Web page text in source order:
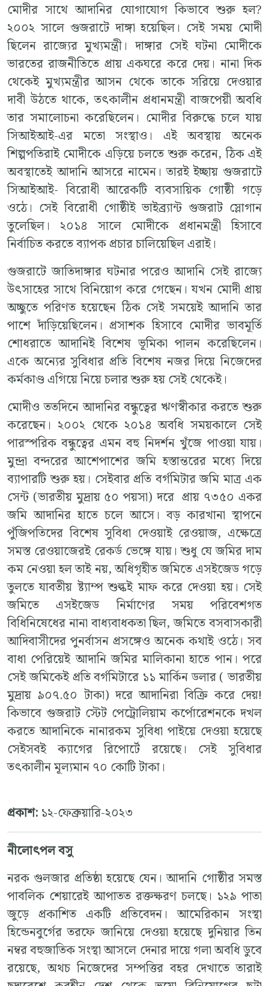
মোদীর সাথে আদানির যোগাযোগ কিভাবে শুরু হল?
২০০২ সালে গুজরাটে দাঙ্গা হয়েছিল। সেই সময় মোদী
ছিলেন রাজ্যের মুখ্যমন্ত্রী। দাঙ্গার সেই ঘটনা মোদীকে
ভারতের রাজনীতিতে প্রায় একঘরে করে দেয়। নানা দিক
থেকেই মুখ্যমন্ত্রীর আসন থেকে তাকে সরিয়ে দেওয়ার
দাবী উঠতে থাকে, তৎকালীন প্রধানমন্ত্রী বাজপেয়ী অবধি
তার সমালোচনা করেছিলেন। মোদীর বিরুদ্ধে চলে যায়
সিআইআই-এর মতো সংস্থাও। এই অবস্থায় অনেক
শিল্পপতিরাই মোদীকে এড়িয়ে চলতে শুরু করেন, ঠিক এই
অবস্থাতেই আদানি আসরে নামেন। তারই ইচ্ছায় গুজরাটে
সিআইআই- বিরোধী আরেকটি ব্যবসায়িক গোষ্ঠী গড়ে
ওঠে। সেই বিরোধী গোষ্ঠীই ভাইব্র্যান্ট গুজরাট স্লোগান
তুলেছিল। ২০১৪ সালে মোদীকে প্রধানমন্ত্রী হিসাবে
নির্বাচিত করতে ব্যাপক প্রচার চালিয়েছিল এরাই।
গুজরাটে জাতিদাঙ্গার ঘটনার পরেও আদানি সেই রাজ্যে
উৎসাহের সাথে বিনিয়োগ করে গেছেন। যখন মোদী প্রায়
অচ্ছুতে পরিণত হয়েছেন ঠিক সেই সময়েই আদানি তার
পাশে দাঁড়িয়েছিলেন। প্রসাশক হিসাবে মোদীর ভাবমূর্তি
শোধরাতে আদানিই বিশেষ ভূমিকা পালন করেছিলেন।
একে অন্যের সুবিধার প্রতি বিশেষ নজর দিয়ে নিজেদের
কর্মকাণ্ড এগিয়ে নিয়ে চলার শুরু হয় সেই থেকেই।
মোদীও ততদিনে আদানির বন্ধুত্বের ঋণস্বীকার করতে শুরু
করেছেন। ২০০২ থেকে ২০১৪ অবধি সময়কালে সেই
পারস্পরিক বন্ধুত্বের এমন বহু নিদর্শন খুঁজে পাওয়া যায়।
মুন্দ্রা বন্দরের আশেপাশের জমি হস্তান্তরের মধ্যে দিয়ে
ব্যাপারটি শুরু হয়। সেইবার প্রতি বর্গমিটার জমি মাত্র এক
সেন্ট (ভারতীয় মুদ্রায় ৫০ পয়সা) দরে প্রায় ৭৩৫০ একর
জমি আদানির হাতে চলে আসে। বড় কারখানা স্থাপনে
পুঁজিপতিদের বিশেষ সুবিধা দেওয়াই রেওয়াজ, এক্ষেত্রে
সমস্ত রেওয়াজেরই রেকর্ড ভেঙ্গে যায়। শুধু যে জমির দাম
কম নেওয়া হল তাই নয়, অধিগৃহীত জমিতে এসইজেড গড়ে
তুলতে যাবতীয় ষ্ট্যাম্প শুল্কই মাফ করে দেওয়া হয়। সেই
জমিতে এসইজেড নির্মাণের সময় পরিবেশগত
বিধিনিষেধের নানা বাধ্যবাধকতা ছিল, জমিতে বসবাসকারী
আদিবাসীদের পুনর্বাসন প্রসঙ্গেও অনেক কথাই ওঠে। সব
বাধা পেরিয়েই আদানি জমির মালিকানা হাতে পান। পরে
সেই জমিকেই প্রতি বর্গমিটারে ১১ মার্কিন ডলার ( ভারতীয়
মুদ্রায় ৯০৭.৫০ টাকা) দরে আদানিরা বিক্রি করে দেয়!
কিভাবে গুজরাট স্টেট পেট্রোলিয়াম কর্পোরেশনকে দখল
করতে আদানিকে নানারকম সুবিধা পাইয়ে দেওয়া হয়েছে
সেইসবই ক্যাগের রিপোর্টে রয়েছে। সেই সুবিধার
তৎকালীন মূল্যমান ৭০ কোটি টাকা।
প্রকাশ: ১২-ফেব্রুয়ারি-২০২৩
নীলোৎপল বসু
নরক গুলজার প্রতিষ্ঠা হয়েছে যেন। আদানি গোষ্ঠীর সমস্ত
পাবলিক শেয়ারেই আপাতত রক্তক্ষরণ চলছে। ১২৯ পাতা
জুড়ে প্রকাশিত একটি প্রতিবেদন। আমেরিকান সংস্থা
হিন্ডেনবুর্গের তরফে জানিয়ে দেওয়া হয়েছে দুনিয়ার তিন
নম্বর বহুজাতিক সংস্থা আসলে দেনার দায়ে গলা অবধি ডুবে
রয়েছে, অথচ নিজেদের সম্পত্তির বহর দেখাতে তারাই